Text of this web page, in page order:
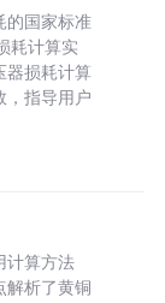
的国家标准
耗计算实
器损耗计算
，指导用户
计算方法
解析了黄铜